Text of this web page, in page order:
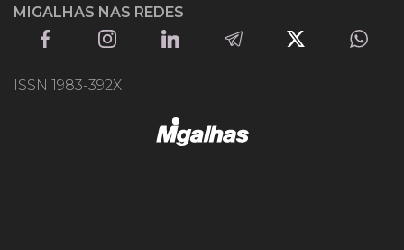
MIGALHAS NAS REDES
ISSN 1983-392X